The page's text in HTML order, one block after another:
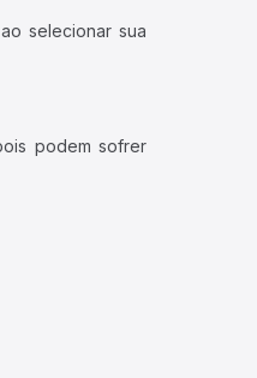
selecionar sua
podem sofrer